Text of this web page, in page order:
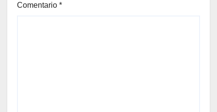
Comentario *